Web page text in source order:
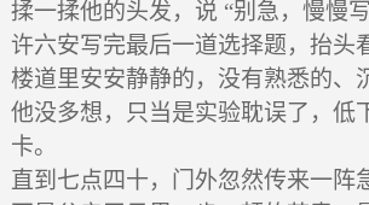
揉一揉他的头发，说 “别急，慢慢写
许六安写完最后一道选择题，抬头
楼道里安安静静的，没有熟悉的、
他没多想，只当是实验耽误了，低
卡。
直到七点四十，门外忽然传来一阵